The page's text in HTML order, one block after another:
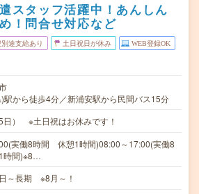
スタッフ活躍中！あんしん
！問合せ対応など
途支給あり 土日祝日が休み WEB登録OK
駅から徒歩4分／新浦安駅から民間バス15分
日） ※土日祝はお休みです！
実働8時間 休憩1時間)08:00～17:00(実働8
間)※8…
日～長期 ※8月～！